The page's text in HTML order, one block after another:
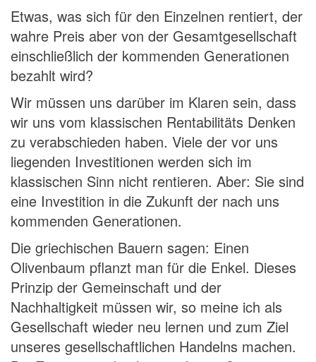
Etwas, was sich für den Einzelnen rentiert, der
wahre Preis aber von der Gesamtgesellschaft
einschließlich der kommenden Generationen
bezahlt wird?
Wir müssen uns darüber im Klaren sein, dass
wir uns vom klassischen Rentabilitäts Denken
zu verabschieden haben. Viele der vor uns
liegenden Investitionen werden sich im
klassischen Sinn nicht rentieren. Aber: Sie sind
eine Investition in die Zukunft der nach uns
kommenden Generationen.
Die griechischen Bauern sagen: Einen
Olivenbaum pflanzt man für die Enkel. Dieses
Prinzip der Gemeinschaft und der
Nachhaltigkeit müssen wir, so meine ich als
Gesellschaft wieder neu lernen und zum Ziel
unseres gesellschaftlichen Handelns machen.